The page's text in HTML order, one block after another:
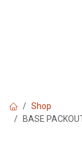
Shop
BASE